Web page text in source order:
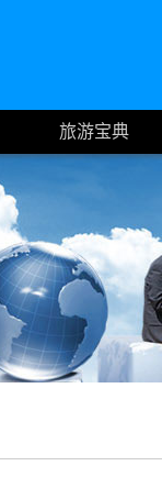
旅游宝典